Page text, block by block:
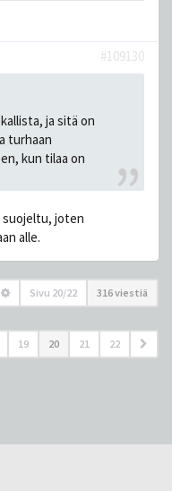
#109130
ja sitä on
turhaan
kun tilaa on
suojeltu, joten
alle.
Sivu 20/22 316 viestiä
19 20 21 22